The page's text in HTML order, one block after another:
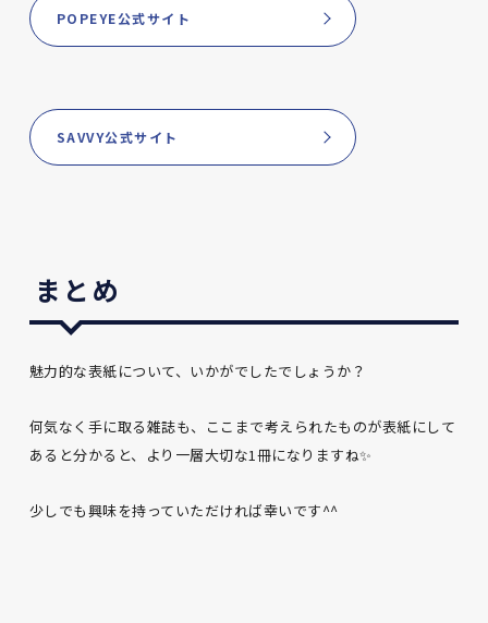
POPEYE公式サイト
SAVVY公式サイト
まとめ
魅力的な表紙について、いかがでしたでしょうか？
何気なく手に取る雑誌も、ここまで考えられたものが表紙にして
あると分かると、より一層大切な1冊になりますね✨
少しでも興味を持っていただければ幸いです^^